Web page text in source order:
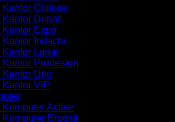
Kantor Chitose
Kantor Donati
Kantor Expo
Kantor Indachi
Kantor Lunar
Kantor Prodesign
Kantor Uno
Kantor VIP
Komputer Active
Komputer Ergosit